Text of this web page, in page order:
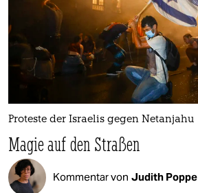
Proteste der Israelis gegen Netanjahu
Magie auf den Straßen
Kommentar von Judith Poppe